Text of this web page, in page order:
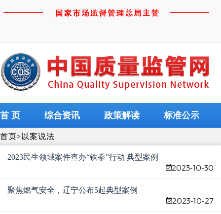
首 页 综合资讯 政策解读 标准公示
首页>以案说法
2023民生领域案件查办“铁拳”行动 典型案例
2023-10-30
聚焦燃气安全，辽宁公布5起典型案例
2023-10-27